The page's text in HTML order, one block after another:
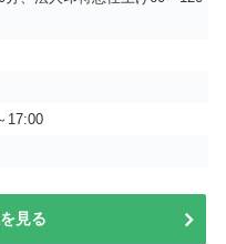
17:00
見る